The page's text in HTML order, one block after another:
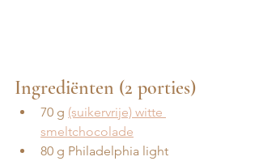
Ingrediënten (2 porties)
70 g (suikervrije) witte
smeltchocolade
80 g Philadelphia light